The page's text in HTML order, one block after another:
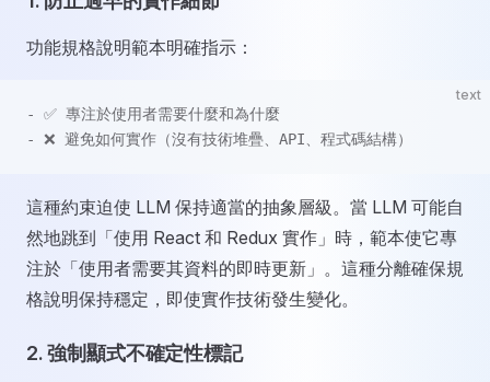
功能規格說明範本明確指示：
text
- ✅ 專注於使用者需要什麼和為什麼
- ❌ 避免如何實作（沒有技術堆疊、API、程式碼結構）
這種約束迫使 LLM 保持適當的抽象層級。當 LLM 可能自
然地跳到「使用 React 和 Redux 實作」時，範本使它專
注於「使用者需要其資料的即時更新」。這種分離確保規
格說明保持穩定，即使實作技術發生變化。
2.強制顯式不確定性標記